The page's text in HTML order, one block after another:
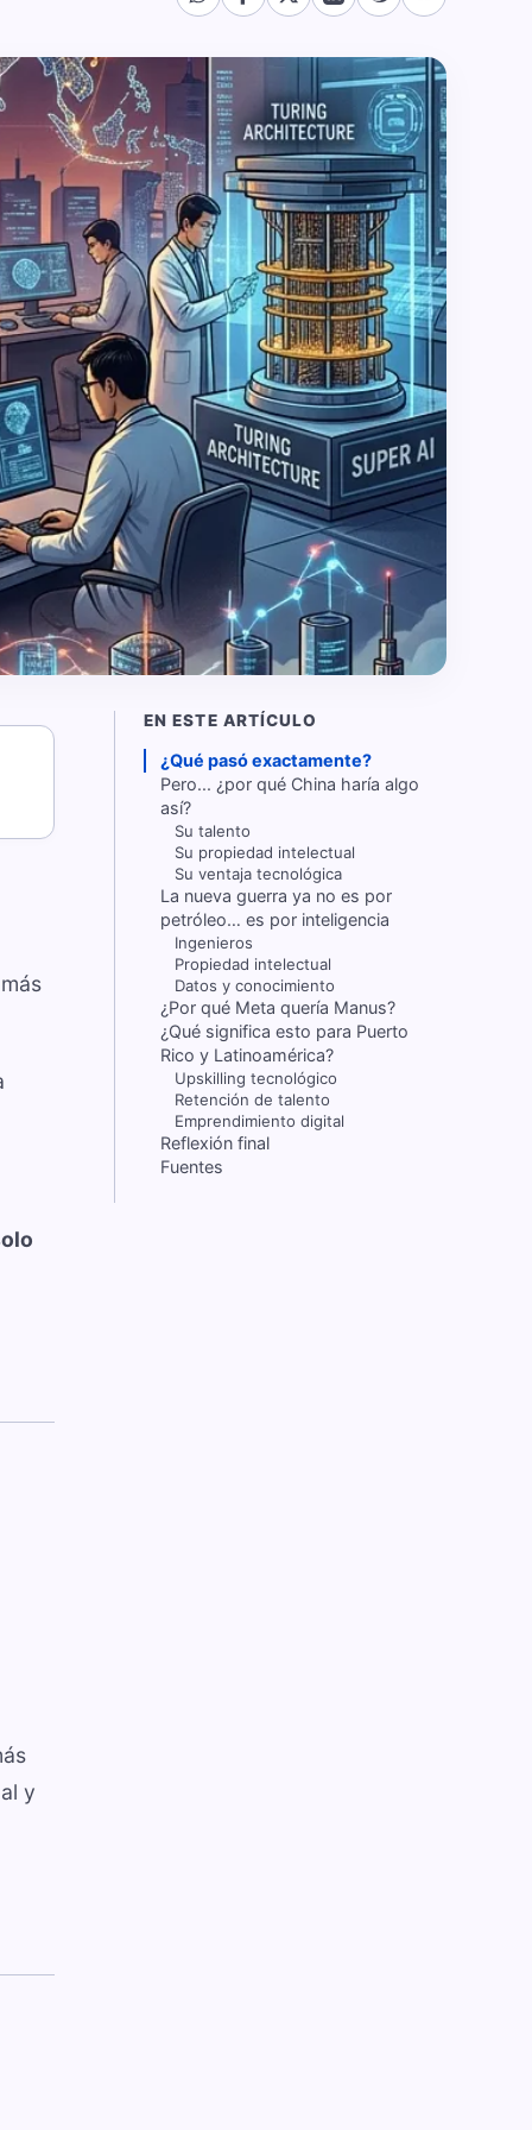
y
EN ESTE ARTÍCULO
¿Qué pasó exactamente?
Pero... ¿por qué China haría algo
así?
Su talento
Su propiedad intelectual
Su ventaja tecnológica
La nueva guerra ya no es por
petróleo… es por inteligencia
Ingenieros
Propiedad intelectual
Datos y conocimiento
¿Por qué Meta quería Manus?
¿Qué significa esto para Puerto
Rico y Latinoamérica?
Upskilling tecnológico
Retención de talento
Emprendimiento digital
Reflexión final
Fuentes